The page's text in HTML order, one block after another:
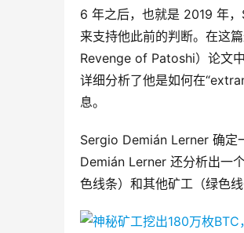
6 年之后，也就是 2019 年
来支持他此前的判断。在这
Revenge of Patoshi）论文
详细分析了他是如何在
息。
Sergio Demián Lerner 确定
Demián Lerner 还分析出一
色线条）和其他矿工（绿色线